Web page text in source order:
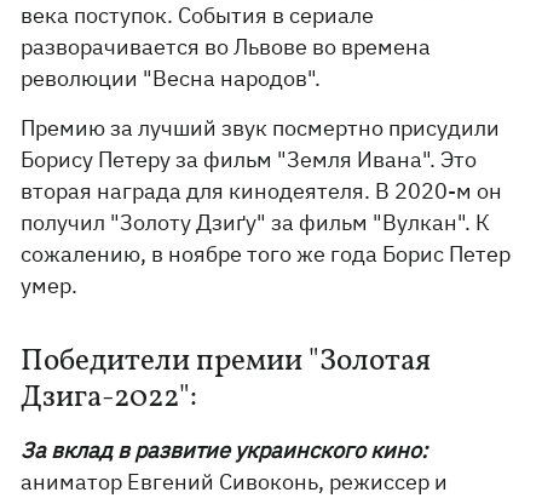
века поступок. События в сериале
разворачивается во Львове во времена
революции "Весна народов".
Премию за лучший звук посмертно присудили
Борису Петеру за фильм "Земля Ивана". Это
вторая награда для кинодеятеля. В 2020-м он
получил "Золоту Дзиґу" за фильм "Вулкан". К
сожалению, в ноябре того же года Борис Петер
умер.
Победители премии "Золотая
Дзига-2022":
За вклад в развитие украинского кино:
аниматор Евгений Сивоконь, режиссер и